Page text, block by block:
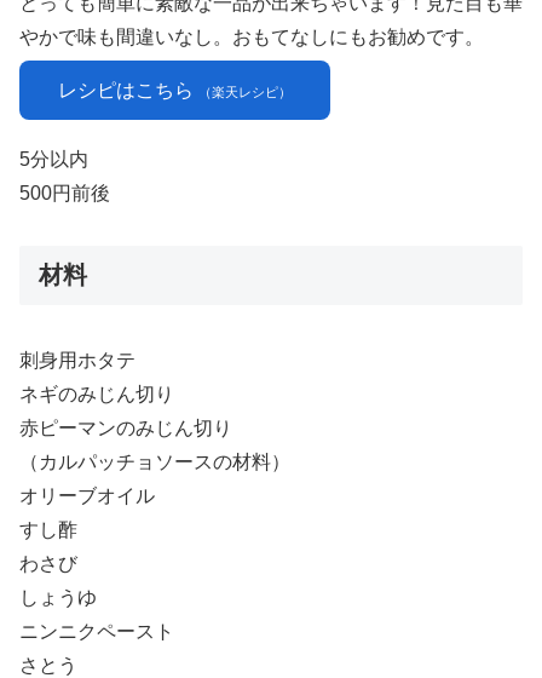
やかで味も間違いなし。おもてなしにもお勧めです。
レシピはこちら （楽天レシピ）
5分以内
500円前後
材料
刺身用ホタテ
ネギのみじん切り
赤ピーマンのみじん切り
（カルパッチョソースの材料）
オリーブオイル
すし酢
わさび
しょうゆ
ニンニクペースト
さとう